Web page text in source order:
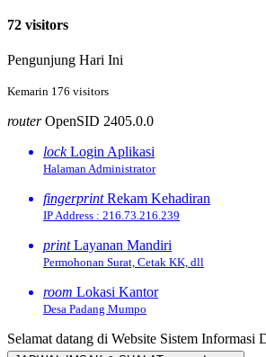
72 visitors
Pengunjung Hari Ini
Kemarin 176 visitors
routerOpenSID 2405.0.0
lockLogin Aplikasi
Halaman Administrator
fingerprintRekam Kehadiran
IP Address : 216.73.216.239
printLayanan Mandiri
Permohonan Surat, Cetak KK, dll
room Lokasi Kantor
Desa Padang Mumpo
datang di Website Sistem Informasi